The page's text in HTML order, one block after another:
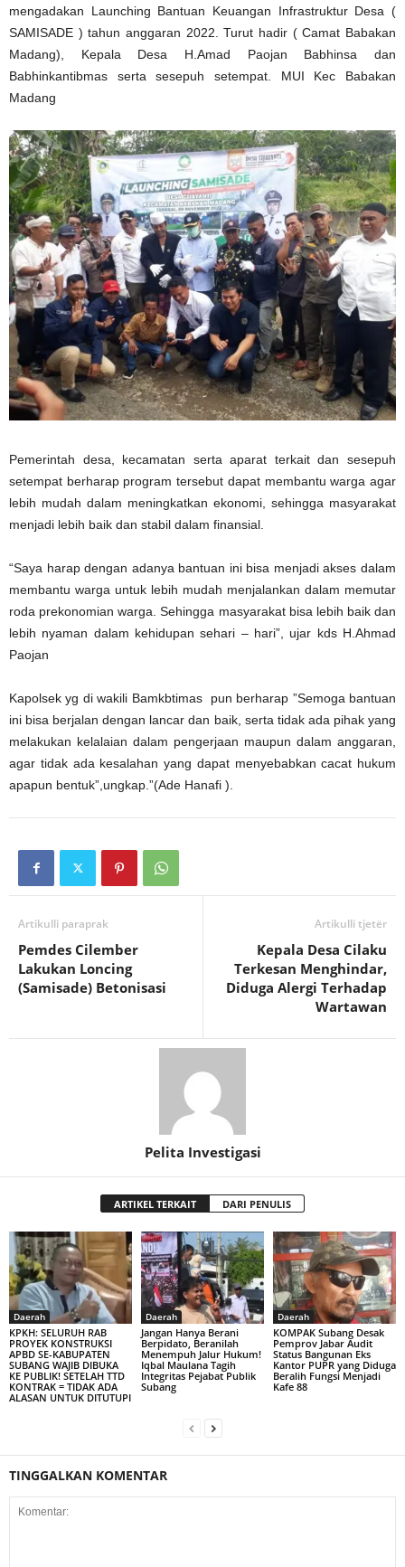
mengadakan Launching Bantuan Keuangan Infrastruktur Desa (
SAMISADE ) tahun anggaran 2022. Turut hadir ( Camat Babakan
Madang), Kepala Desa H.Amad Paojan Babhinsa dan
Babhinkantibmas serta sesepuh setempat. MUI Kec Babakan
Madang
Pemerintah desa, kecamatan serta aparat terkait dan sesepuh
setempat berharap program tersebut dapat membantu warga agar
lebih mudah dalam meningkatkan ekonomi, sehingga masyarakat
menjadi lebih baik dan stabil dalam finansial.
“Saya harap dengan adanya bantuan ini bisa menjadi akses dalam
membantu warga untuk lebih mudah menjalankan dalam memutar
roda prekonomian warga. Sehingga masyarakat bisa lebih baik dan
lebih nyaman dalam kehidupan sehari – hari”, ujar kds H.Ahmad
Paojan
Kapolsek yg di wakili Bamkbtimas pun berharap ”Semoga bantuan
ini bisa berjalan dengan lancar dan baik, serta tidak ada pihak yang
melakukan kelalaian dalam pengerjaan maupun dalam anggaran,
agar tidak ada kesalahan yang dapat menyebabkan cacat hukum
apapun bentuk”,ungkap.”(Ade Hanafi ).
Artikulli paraprak
Pemdes Cilember
Lakukan Loncing
(Samisade) Betonisasi
Artikulli tjetër
Kepala Desa Cilaku
Terkesan Menghindar,
Diduga Alergi Terhadap
Wartawan
Pelita Investigasi
ARTIKEL TERKAIT DARI PENULIS
Daerah
KPKH: SELURUH RAB
PROYEK KONSTRUKSI
APBD SE-KABUPATEN
SUBANG WAJIB DIBUKA
KE PUBLIK! SETELAH TTD
KONTRAK = TIDAK ADA
ALASAN UNTUK DITUTUPI
Daerah
Jangan Hanya Berani
Berpidato, Beranilah
Menempuh Jalur Hukum!
Iqbal Maulana Tagih
Integritas Pejabat Publik
Subang
Daerah
KOMPAK Subang Desak
Pemprov Jabar Audit
Status Bangunan Eks
Kantor PUPR yang Diduga
Beralih Fungsi Menjadi
Kafe 88
TINGGALKAN KOMENTAR